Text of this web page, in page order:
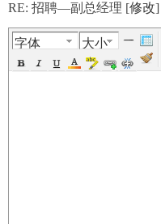
美› ›
RE: 招聘—副总经理 [修改]
字体 大小